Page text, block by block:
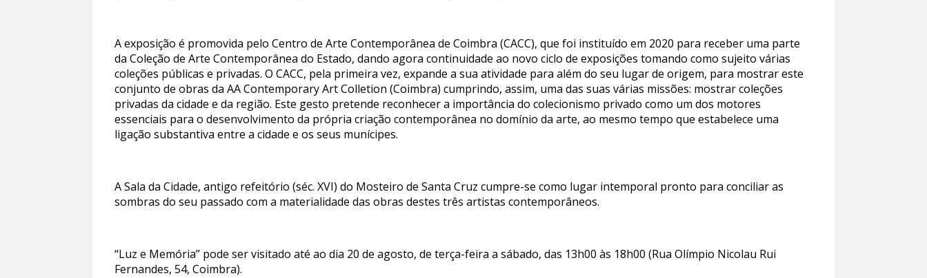
A exposição é promovida pelo Centro de Arte Contemporânea de Coimbra (CACC), que foi instituído em 2020 para receber uma parte
da Coleção de Arte Contemporânea do Estado, dando agora continuidade ao novo ciclo de exposições tomando como sujeito várias
coleções públicas e privadas. O CACC, pela primeira vez, expande a sua atividade para além do seu lugar de origem, para mostrar este
conjunto de obras da AA Contemporary Art Colletion (Coimbra) cumprindo, assim, uma das suas várias missões: mostrar coleções
privadas da cidade e da região. Este gesto pretende reconhecer a importância do colecionismo privado como um dos motores
essenciais para o desenvolvimento da própria criação contemporânea no domínio da arte, ao mesmo tempo que estabelece uma
ligação substantiva entre a cidade e os seus munícipes.
A Sala da Cidade, antigo refeitório (séc. XVI) do Mosteiro de Santa Cruz cumpre-se como lugar intemporal pronto para conciliar as
sombras do seu passado com a materialidade das obras destes três artistas contemporâneos.
“Luz e Memória” pode ser visitado até ao dia 20 de agosto, de terça-feira a sábado, das 13h00 às 18h00 (Rua Olímpio Nicolau Rui
Fernandes, 54, Coimbra).